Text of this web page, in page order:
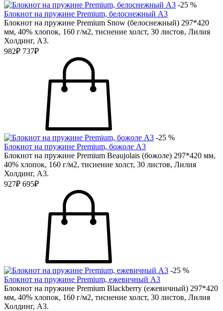
-25 %
Блокнот на пружине Premium, белоснежный А3
Блокнот на пружине Premium Snow (белоснежный) 297*420
мм, 40% хлопок, 160 г/м2, тиснение холст, 30 листов, Лилия
Холдинг, А3.
982₽ 737₽
-25 %
Блокнот на пружине Premium, божоле А3
Блокнот на пружине Premium Beaujolais (божоле) 297*420 мм,
40% хлопок, 160 г/м2, тиснение холст, 30 листов, Лилия
Холдинг, А3.
927₽ 695₽
-25 %
Блокнот на пружине Premium, ежевичный А3
Блокнот на пружине Premium Blackberry (ежевичный) 297*420
мм, 40% хлопок, 160 г/м2, тиснение холст, 30 листов, Лилия
Холдинг, А3.